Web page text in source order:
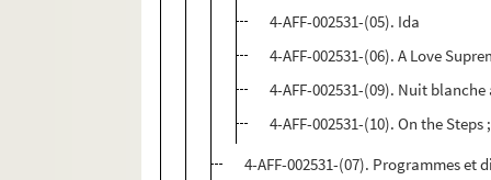
4-AFF-002531-(05). Ida
4-AFF-002531-(06). A Love
4-AFF-002531-(09). Nuit
4-AFF-002531-(10). On the Steps
4-AFF-002531-(07). Programmes et